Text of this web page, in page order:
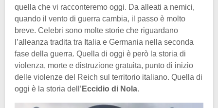
quella che vi racconteremo oggi. Da alleati a nemici,
quando il vento di guerra cambia, il passo è molto
breve. Celebri sono molte storie che riguardano
l’alleanza tradita tra Italia e Germania nella seconda
fase della guerra. Quella di oggi è però la storia di
violenza, morte e distruzione gratuita, punto di inizio
delle violenze del Reich sul territorio italiano. Quella di
oggi è la storia dell’ Eccidio di Nola.